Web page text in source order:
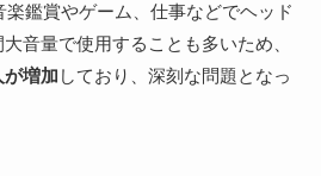
鑑賞やゲーム、仕事などでヘッド
音量で使用することも多いため、
増加 しており、深刻な問題となっ